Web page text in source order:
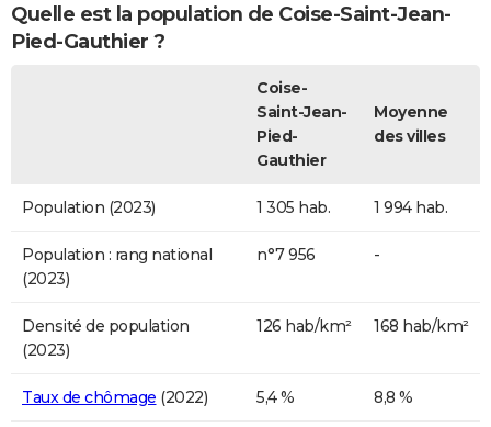
Quelle est la population de Coise-Saint-Jean-
Pied-Gauthier ?
Coise-
Saint-Jean-
Pied-
Gauthier
Moyenne
des villes
Population (2023) 1 305 hab. 1 994 hab.
Population : rang national
(2023)
n°7 956 -
Densité de population
(2023)
126 hab/km² 168 hab/km²
Taux de chômage (2022) 5,4 % 8,8 %